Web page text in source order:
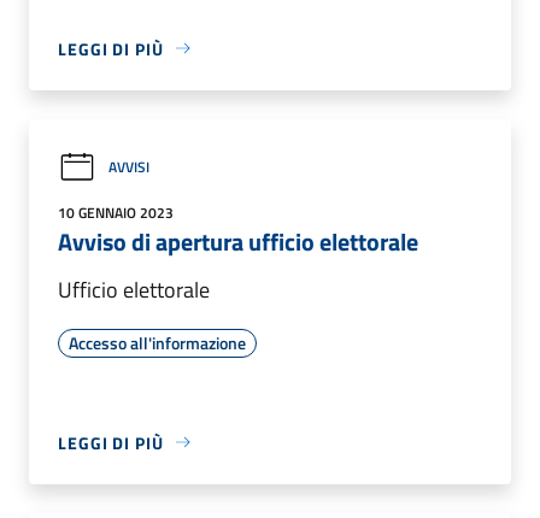
LEGGI DI PIÙ
AVVISI
10 GENNAIO 2023
Avviso di apertura ufficio elettorale
Ufficio elettorale
Accesso all'informazione
LEGGI DI PIÙ